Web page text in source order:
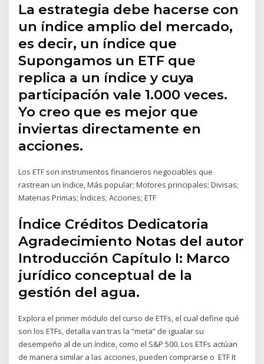
La estrategia debe hacerse con
un índice amplio del mercado,
es decir, un índice que
Supongamos un ETF que
replica a un índice y cuya
participación vale 1.000 veces.
Yo creo que es mejor que
inviertas directamente en
acciones.
Los ETF son instrumentos financieros negociables que
rastrean un índice, Más popular; Motores principales; Divisas;
Materias Primas; Índices; Acciones; ETF
Índice Créditos Dedicatoria
Agradecimiento Notas del autor
Introducción Capítulo I: Marco
jurídico conceptual de la
gestión del agua.
Explora el primer módulo del curso de ETFs, el cual define qué
son los ETFs, detalla van tras la “meta” de igualar su
desempeño al de un índice, como el S&P 500. Los ETFs actúan
de manera similar a las acciones, pueden comprarse o ETF It